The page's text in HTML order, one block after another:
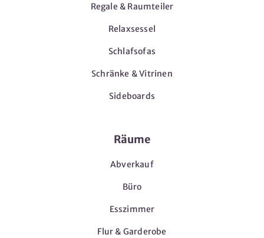
Regale & Raumteiler
Relaxsessel
Schlafsofas
Schränke & Vitrinen
Sideboards
Räume
Abverkauf
Büro
Esszimmer
Flur & Garderobe